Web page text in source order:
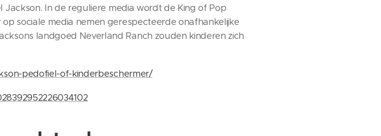
In de reguliere media wordt de King of Pop
sociale media nemen gerespecteerde onafhankelijke
landgoed Neverland Ranch zouden kinderen zich
pedofiel-of-kinderbeschermer/